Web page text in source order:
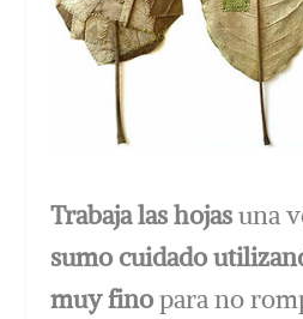
Trabaja las hojasuna
sumo cuidado
muy finopara no